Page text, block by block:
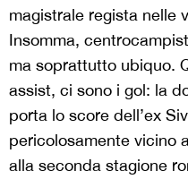
magistrale regista nelle
Insomma,
ma soprattutto ubiquo.
assist, ci sono i gol: la
porta lo score dell’ex
pericolosamente vicino
alla seconda stagione